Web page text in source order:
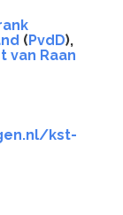
(PvdD),
van Raan
kst-